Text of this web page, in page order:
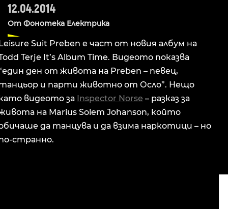
12.04.2014
От Фонотека Електрика
Suit Preben е част от новия албум на
Terje It’s Album Time. Видеото показва
ден от живота на Preben – певец,
и парти животно от Осло”. Нещо
видеото за Inspector Norse – разказ за
на Marius Solem Johanson, който
да танцува и да взима наркотици – но
странно.